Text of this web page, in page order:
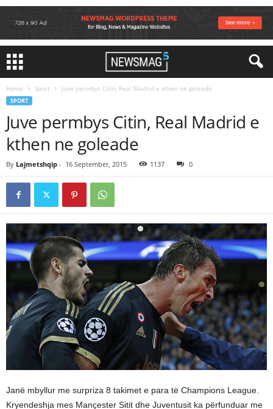
Home Sport Juve permbys Citin, Real Madrid e kthen ne goleade
SPORT
Juve permbys Citin, Real Madrid e
kthen ne goleade
By Lajmetshqip - 16 September, 2015 1137 0
Janë mbyllur me surpriza 8 takimet e para të Champions League.
Kryendeshja mes Mançester Sitit dhe Juventusit ka përfunduar me